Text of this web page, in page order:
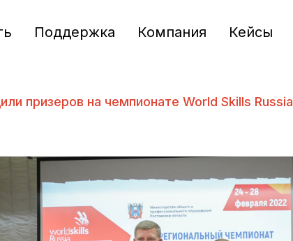
Поддержка Компания Кейсы
призеров на чемпионате World Skills Russia